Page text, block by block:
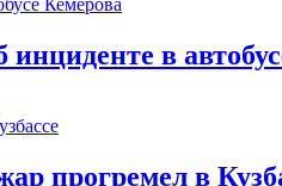
в
прогремел в